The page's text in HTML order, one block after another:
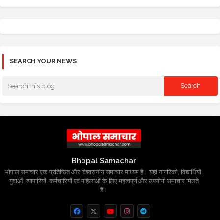
SEARCH YOUR NEWS
Bhopal Samachar
भोपाल समाचार एक प्रतिष्ठित और विश्वसनीय समाचार माध्यम है। यहां नागरिकों, विद्यार्थियों,
युवाओं, व्यापारियों, कर्मचारियों एवं महिलाओं के लिए महत्वपूर्ण और उपयोगी समाचार मिलते
हैं।